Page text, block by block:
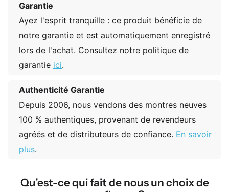
Garantie
Ayez l'esprit tranquille : ce produit bénéficie de
notre garantie et est automatiquement enregistré
lors de l'achat. Consultez notre politique de
garantie ici.
Authenticité Garantie
Depuis 2006, nous vendons des montres neuves
100 % authentiques, provenant de revendeurs
agréés et de distributeurs de confiance. En savoir
plus.
Qu’est-ce qui fait de nous un choix de